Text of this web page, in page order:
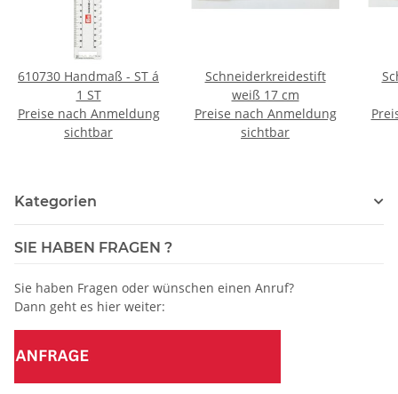
610730 Handmaß - ST á
1 ST
Preise nach Anmeldung
sichtbar
Schneiderkreidestift
weiß 17 cm
Preise nach Anmeldung
sichtbar
Kategorien
SIE HABEN FRAGEN ?
Sie haben Fragen oder wünschen einen Anruf?
Dann geht es hier weiter: